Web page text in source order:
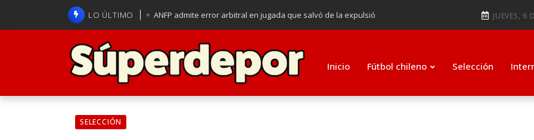
LO ÚLTIMO ANFP admite error arbitral en jugada que salvó de la expulsió
La U se aferra a la esperanza de clasificar a octavos de
Brasil anuncia a Carlo Ancelotti como su nuevo entrenador para
JUEVES, 6
Inicio Fútbol chileno Selección
SELECCIÓN